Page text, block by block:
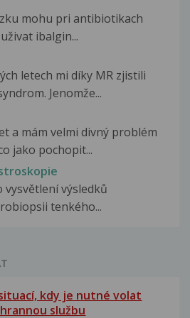
mohu pri antibiotikach
ibalgin...
letech mi díky MR zjistili
Jenomže...
a mám velmi divný problém
jako pochopit...
výsledků
tenkého...
kdy je nutné volat
službu